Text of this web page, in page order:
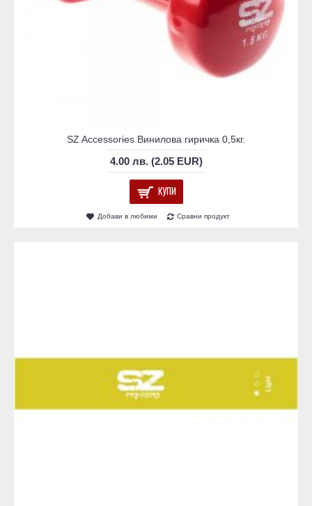
SZ Accessories Винилова гиричка 0,5кг.
4.00 лв. (2.05 EUR)
КУПИ
Добави в любими Сравни продукт